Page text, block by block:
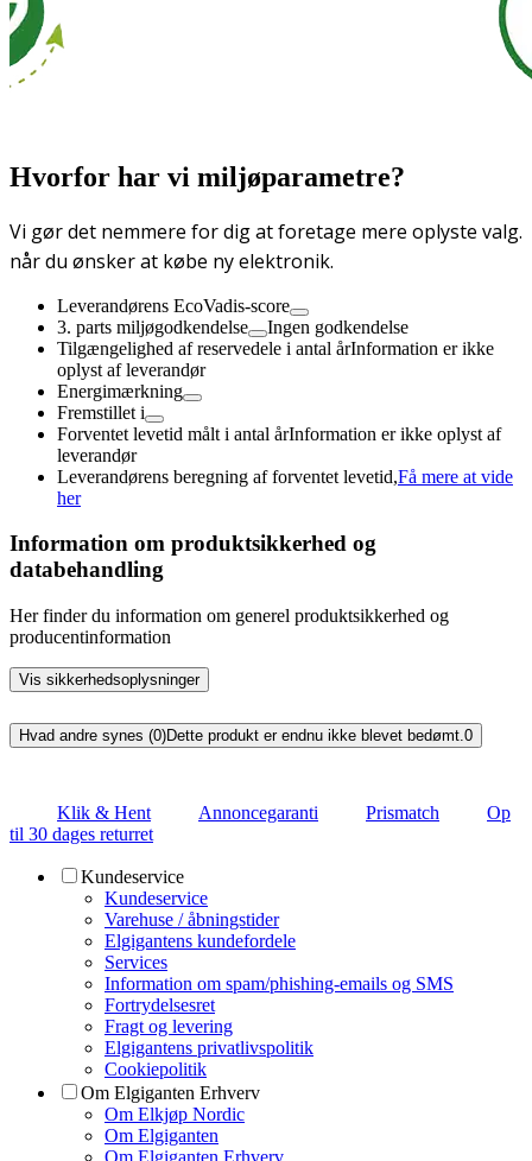
Hvorfor har vi miljøparametre?
Vi gør det nemmere for dig at foretage mere oplyste valg.
når du ønsker at købe ny elektronik.
Leverandørens EcoVadis-score
3. parts miljøgodkendelse
Ingen godkendelse
Tilgængelighed af reservedele i antal årInformation er ikke
oplyst af leverandør
Energimærkning
Fremstillet i
Forventet levetid målt i antal årInformation er ikke oplyst af
leverandør
Leverandørens beregning af forventet levetid,Få mere at vide
her
Information om produktsikkerhed og
databehandling
Her finder du information om generel produktsikkerhed og
producentinformation
Vis sikkerhedsoplysninger
Hvad andre synes (0)Dette produkt er endnu ikke blevet bedømt. 0
Klik & Hent Annoncegaranti Prismatch
Op
til 30 dages returret
Kundeservice
Kundeservice
Varehuse / åbningstider
Elgigantens kundefordele
Services
Information om spam/phishing-emails og SMS
Fortrydelsesret
Fragt og levering
Elgigantens privatlivspolitik
Cookiepolitik
Om Elgiganten Erhverv
Om Elkjøp Nordic
Om Elgiganten
Om Elgiganten Erhverv